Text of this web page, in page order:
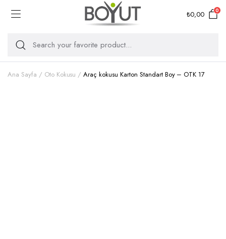
₺0,00 0
Ana Sayfa Oto Kokusu Araç kokusu Karton Standart Boy – OTK 17